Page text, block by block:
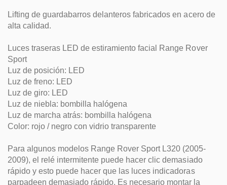
Lifting de guardabarros delanteros fabricados en acero de
alta calidad.
Luces traseras LED de estiramiento facial Range Rover
Sport
Luz de posición: LED
Luz de freno: LED
Luz de giro: LED
Luz de niebla: bombilla halógena
Luz de marcha atrás: bombilla halógena
Color: rojo / negro con vidrio transparente
Para algunos modelos Range Rover Sport L320 (2005-
2009), el relé intermitente puede hacer clic demasiado
rápido y esto puede hacer que las luces indicadoras
parpadeen demasiado rápido. Es necesario montar la